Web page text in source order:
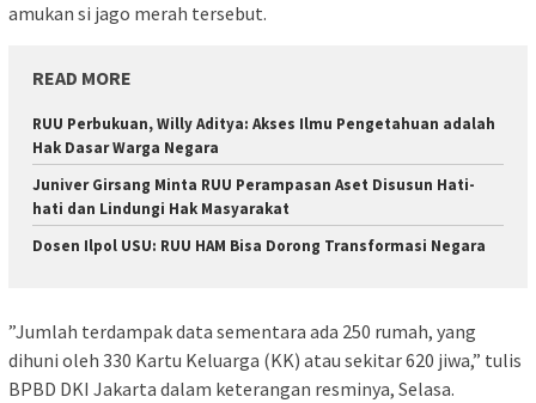
amukan si jago merah tersebut.
READ MORE
RUU Perbukuan, Willy Aditya: Akses Ilmu Pengetahuan adalah
Hak Dasar Warga Negara
Juniver Girsang Minta RUU Perampasan Aset Disusun Hati-
hati dan Lindungi Hak Masyarakat
Dosen Ilpol USU: RUU HAM Bisa Dorong Transformasi Negara
​”Jumlah terdampak data sementara ada 250 rumah, yang
dihuni oleh 330 Kartu Keluarga (KK) atau sekitar 620 jiwa,” tulis
BPBD DKI Jakarta dalam keterangan resminya, Selasa.